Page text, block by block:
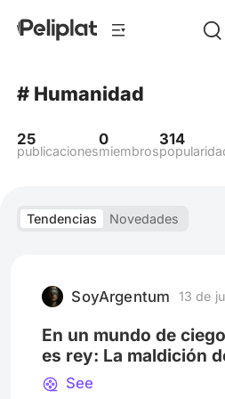
# Humanidad
25
publicaciones
0
miembros
314
Tendencias Novedades
SoyArgentum 13 de
En un mundo de
es rey: La maldición
en See
See